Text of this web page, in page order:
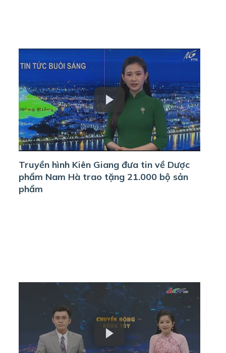
Truyền hình Kiên Giang đưa tin về Dược
phẩm Nam Hà trao tặng 21.000 bộ sản
phẩm